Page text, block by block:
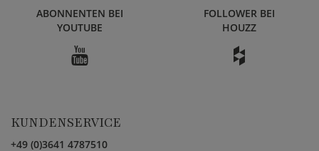
ABONNENTEN BEI
YOUTUBE
FOLLOWER BEI
HOUZZ
KUNDENSERVICE
+49 (0)3641 4787510